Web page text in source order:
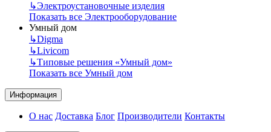
↳Электроустановочные изделия
Показать все Электрооборудование
Умный дом
↳Digma
↳Livicom
↳Типовые решения «Умный дом»
Показать все Умный дом
Информация
О нас Доставка Блог Производители Контакты